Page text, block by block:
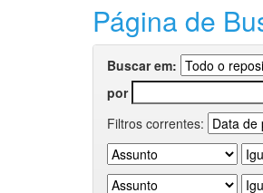
Página de
Buscar em:
por
Filtros correntes: